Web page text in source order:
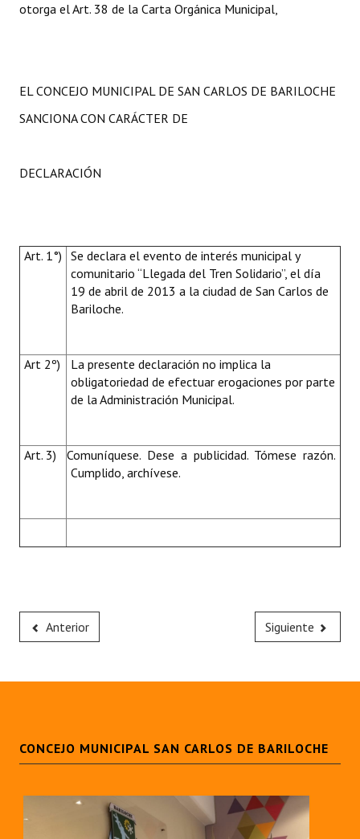
otorga el Art. 38 de la Carta Orgánica Municipal,
EL CONCEJO MUNICIPAL DE SAN CARLOS DE BARILOCHE
SANCIONA CON CARÁCTER DE
DECLARACIÓN
Art. 1°) Se declara el evento de interés municipal y
comunitario “Llegada del Tren Solidario”, el día
19 de abril de 2013 a la ciudad de San Carlos de
Bariloche.
Art 2º)
La presente declaración no implica la
obligatoriedad de efectuar erogaciones por parte
de la Administración Municipal.
Art. 3)
Comuníquese. Dese a publicidad. Tómese razón.
Cumplido, archívese.
Anterior Siguiente
CONCEJO MUNICIPAL SAN CARLOS DE BARILOCHE